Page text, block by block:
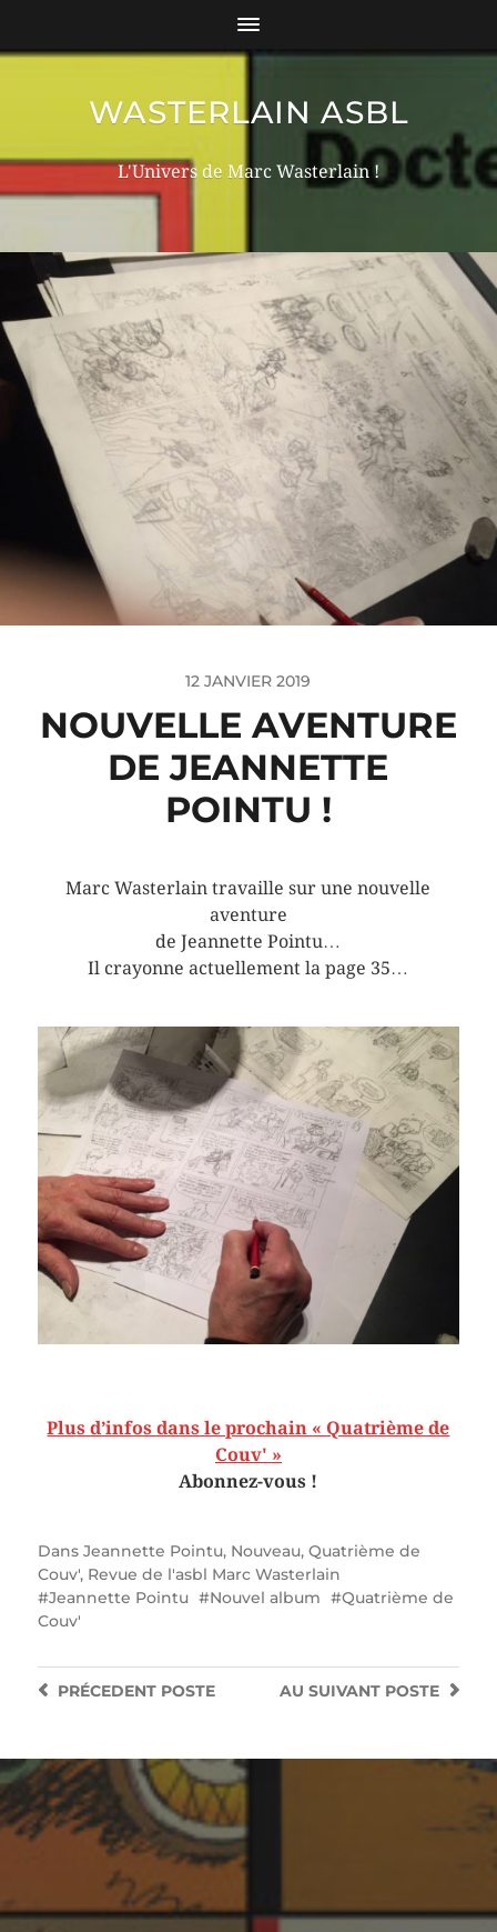
WASTERLAIN ASBL
L'Univers de Marc Wasterlain !
12 JANVIER 2019
NOUVELLE AVENTURE
DE JEANNETTE
POINTU !
Marc Wasterlain travaille sur une nouvelle
aventure
de Jeannette Pointu…
Il crayonne actuellement la page 35…
Plus d’infos dans le prochain « Quatrième de
Couv' »
Abonnez-vous !
Dans Jeannette Pointu, Nouveau, Quatrième de
Couv', Revue de l'asbl Marc Wasterlain
Jeannette Pointu
Nouvel album
Quatrième de
Couv'
AU SUIVANT POSTE
PRÉCEDENTPOSTE